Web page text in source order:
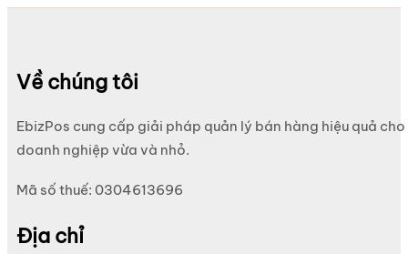
Về chúng tôi
EbizPos cung cấp giải pháp quản lý bán hàng hiệu quả cho
doanh nghiệp vừa và nhỏ.
Mã số thuế: 0304613696
Địa chỉ